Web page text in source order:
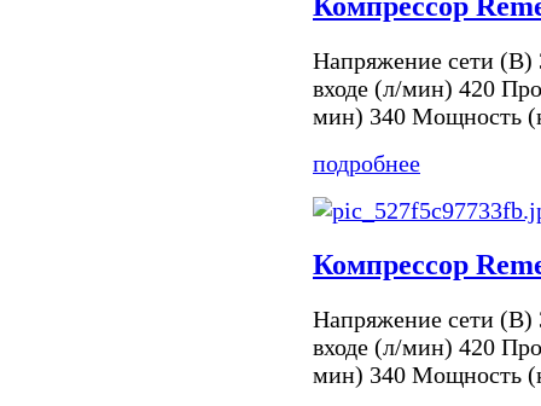
Напряжение сети (В)
входе (л/мин) 420
мин) 340 Мощность
подробнее
Компрессор
Напряжение сети (В)
входе (л/мин) 420
мин) 340 Мощность